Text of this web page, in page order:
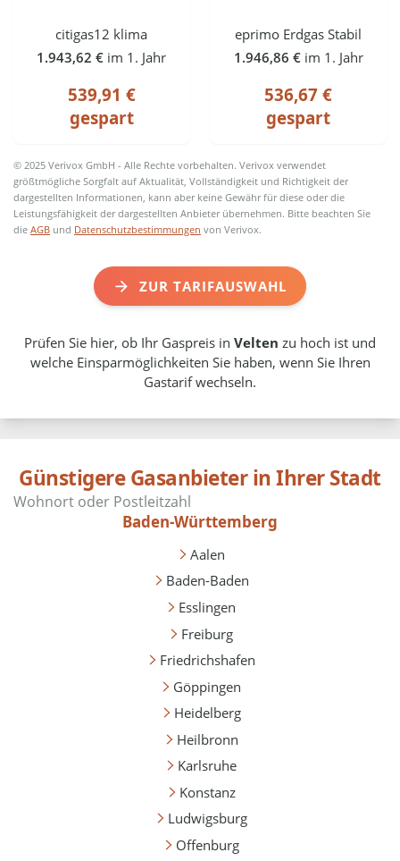
citigas12 klima
1.943,62 € im 1. Jahr
539,91 €
gespart
eprimo Erdgas Stabil
1.946,86 € im 1. Jahr
536,67 €
gespart
© 2025 Verivox GmbH - Alle Rechte vorbehalten. Verivox verwendet
größtmögliche Sorgfalt auf Aktualität, Vollständigkeit und Richtigkeit der
dargestellten Informationen, kann aber keine Gewähr für diese oder die
Leistungsfähigkeit der dargestellten Anbieter übernehmen. Bitte beachten Sie
dieAGB und Datenschutzbestimmungen von Verivox.
ZUR TARIFAUSWAHL
Prüfen Sie hier, ob Ihr Gaspreis in Velten zu hoch ist und
welche Einsparmöglichkeiten Sie haben, wenn Sie Ihren
Gastarif wechseln.
Günstigere Gasanbieter in Ihrer Stadt
Baden-Württemberg
Aalen
Baden-Baden
Esslingen
Freiburg
Friedrichshafen
Göppingen
Heidelberg
Heilbronn
Karlsruhe
Konstanz
Ludwigsburg
Offenburg